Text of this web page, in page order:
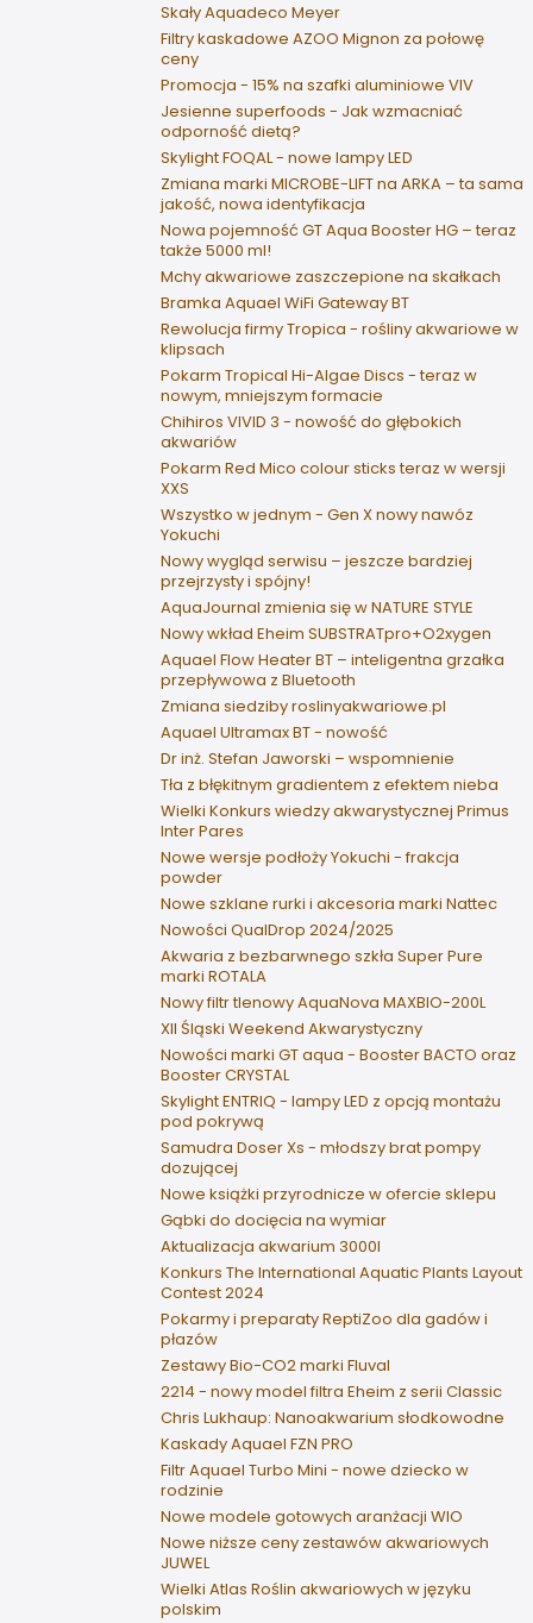
Skały Aquadeco Meyer
Filtry kaskadowe AZOO Mignon za połowę
ceny
Promocja - 15% na szafki aluminiowe VIV
Jesienne superfoods - Jak wzmacniać
odporność dietą?
Skylight FOQAL - nowe lampy LED
Zmiana marki MICROBE-LIFT na ARKA – ta sama
jakość, nowa identyfikacja
Nowa pojemność GT Aqua Booster HG – teraz
także 5000 ml!
Mchy akwariowe zaszczepione na skałkach
Bramka Aquael WiFi Gateway BT
Rewolucja firmy Tropica - rośliny akwariowe w
klipsach
Pokarm Tropical Hi-Algae Discs - teraz w
nowym, mniejszym formacie
Chihiros VIVID 3 - nowość do głębokich
akwariów
Pokarm Red Mico colour sticks teraz w wersji
XXS
Wszystko w jednym - Gen X nowy nawóz
Yokuchi
Nowy wygląd serwisu – jeszcze bardziej
przejrzysty i spójny!
AquaJournal zmienia się w NATURE STYLE
Nowy wkład Eheim SUBSTRATpro+O2xygen
Aquael Flow Heater BT – inteligentna grzałka
przepływowa z Bluetooth
Zmiana siedziby roslinyakwariowe.pl
Aquael Ultramax BT - nowość
Dr inż. Stefan Jaworski – wspomnienie
Tła z błękitnym gradientem z efektem nieba
Wielki Konkurs wiedzy akwarystycznej Primus
Inter Pares
Nowe wersje podłoży Yokuchi - frakcja
powder
Nowe szklane rurki i akcesoria marki Nattec
Nowości QualDrop 2024/2025
Akwaria z bezbarwnego szkła Super Pure
marki ROTALA
Nowy filtr tlenowy AquaNova MAXBIO-200L
XII Śląski Weekend Akwarystyczny
Nowości marki GT aqua - Booster BACTO oraz
Booster CRYSTAL
Skylight ENTRIQ - lampy LED z opcją montażu
pod pokrywą
Samudra Doser Xs - młodszy brat pompy
dozującej
Nowe książki przyrodnicze w ofercie sklepu
Gąbki do docięcia na wymiar
Aktualizacja akwarium 3000l
Konkurs The International Aquatic Plants Layout
Contest 2024
Pokarmy i preparaty ReptiZoo dla gadów i
płazów
Zestawy Bio-CO2 marki Fluval
2214 - nowy model filtra Eheim z serii Classic
Chris Lukhaup: Nanoakwarium słodkowodne
Kaskady Aquael FZN PRO
Filtr Aquael Turbo Mini - nowe dziecko w
rodzinie
Nowe modele gotowych aranżacji WIO
Nowe niższe ceny zestawów akwariowych
JUWEL
Wielki Atlas Roślin akwariowych w języku
polskim